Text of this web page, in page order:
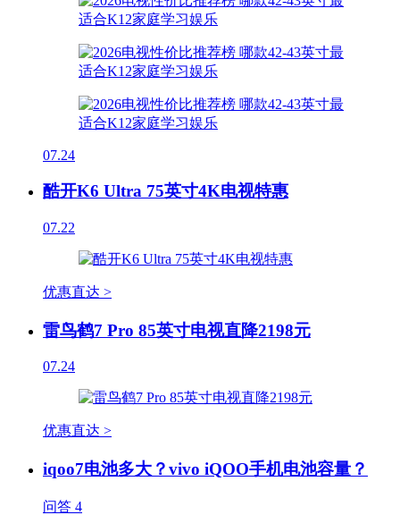
07.24
酷开K6 Ultra 75英寸4K电视特惠
07.22
优惠直达 >
雷鸟鹤7 Pro 85英寸电视直降2198元
07.24
优惠直达 >
iqoo7电池多大？vivo iQOO手机电池容量？
问答 4